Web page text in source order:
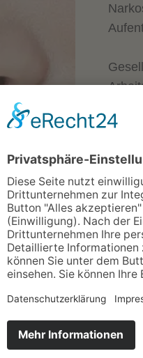
oder platt oder sind
dominant.
Nasen-OP
kann auch eine